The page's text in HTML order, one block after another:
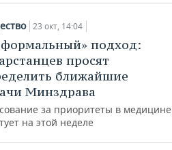
23 окт, 14:04
подход:
просят
ближайшие
Минздрава
за приоритеты в медицине
на этой неделе